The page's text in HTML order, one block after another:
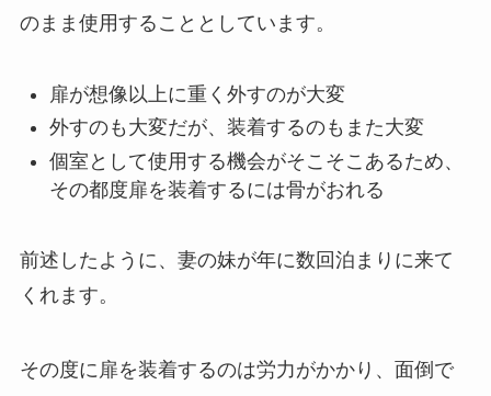
のまま使用することとしています。
扉が想像以上に重く外すのが大変
外すのも大変だが、装着するのもまた大変
個室として使用する機会がそこそこあるため、
その都度扉を装着するには骨がおれる
前述したように、妻の妹が年に数回泊まりに来て
くれます。
その度に扉を装着するのは労力がかかり、面倒で